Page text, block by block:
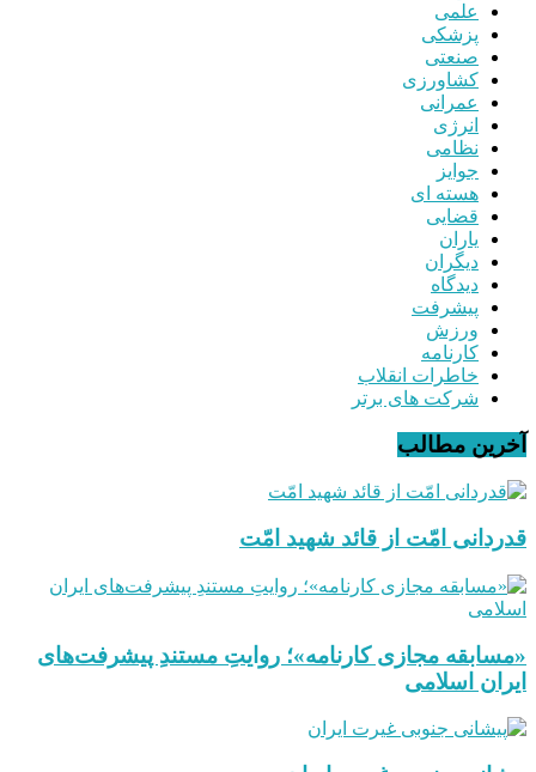
علمی
پزشکی
صنعتی
کشاورزی
عمرانی
انرژی
نظامی
جوایز
هسته ای
قضایی
یاران
دیگران
دیدگاه
پیشرفت
ورزش
کارنامه
خاطرات انقلاب
شرکت های برتر
آخرین مطالب
قدردانی امّت از قائد شهید امّت
«مسابقه مجازی کارنامه»؛ روایتِ مستندِ پیشرفت‌های
ایران اسلامی